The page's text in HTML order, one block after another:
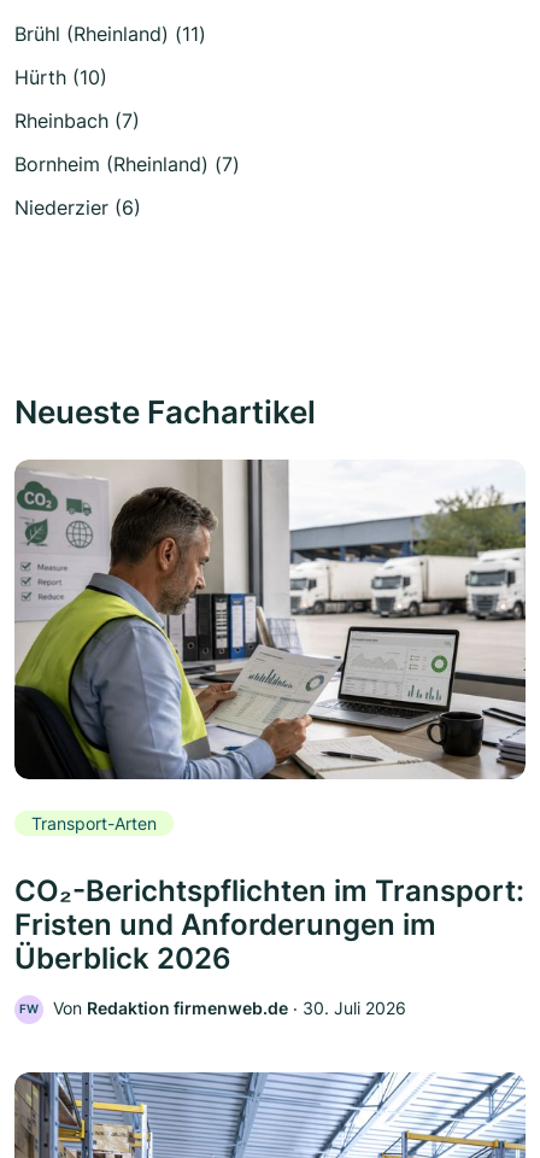
Brühl (Rheinland) (11)
Hürth (10)
Rheinbach (7)
Bornheim (Rheinland) (7)
Niederzier (6)
Neueste Fachartikel
Transport-Arten
CO₂-Berichtspflichten im Transport:
Fristen und Anforderungen im
Überblick 2026
FW Von Redaktion firmenweb.de ‧ 30. Juli 2026